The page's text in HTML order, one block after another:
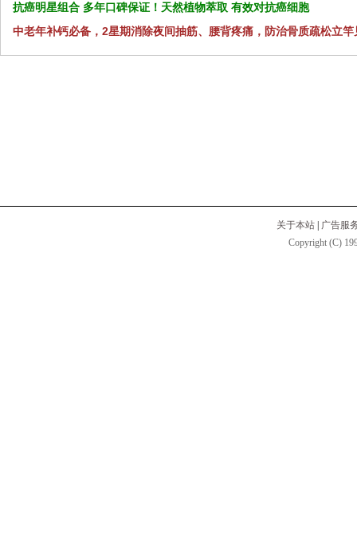
抗癌明星组合 多年口碑保证！天然植物萃取 有效对抗癌细胞
中老年补钙必备，2星期消除夜间抽筋、腰背疼痛，防治骨质疏松立竿
关于本站
广告服
Copyright (C)